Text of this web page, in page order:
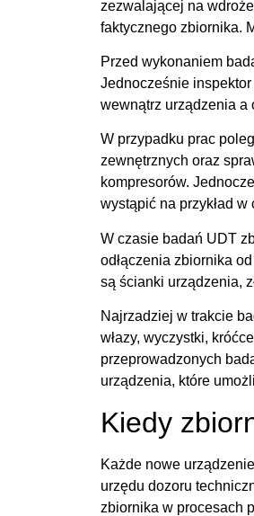
zezwalającej na
faktycznego zbiornika.
Przed wykonaniem
Jednocześnie
wewnątrz urządzenia a
W przypadku prac
zewnętrznych oraz
kompresorów.
wystąpić na przykład
W czasie badań UDT
odłączenia zbiornika
są ścianki urządzenia,
Najrzadziej w trakcie
włazy, wyczystki,
przeprowadzonych
urządzenia, które
Kiedy
Każde nowe
urzędu dozoru
zbiornika w procesach